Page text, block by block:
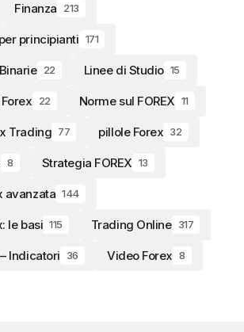
Finanza 213
principianti 171
22 Linee di Studio 15
22 Norme sul FOREX 11
Trading 77 pillole Forex 32
8 Strategia FOREX 13
avanzata 144
le basi 115 Trading Online 317
Indicatori 36 Video Forex 8